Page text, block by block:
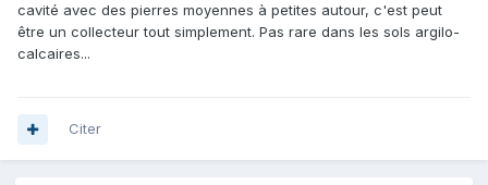
cavité avec des pierres moyennes à petites autour, c'est peut
être un collecteur tout simplement. Pas rare dans les sols argilo-
calcaires...
Citer